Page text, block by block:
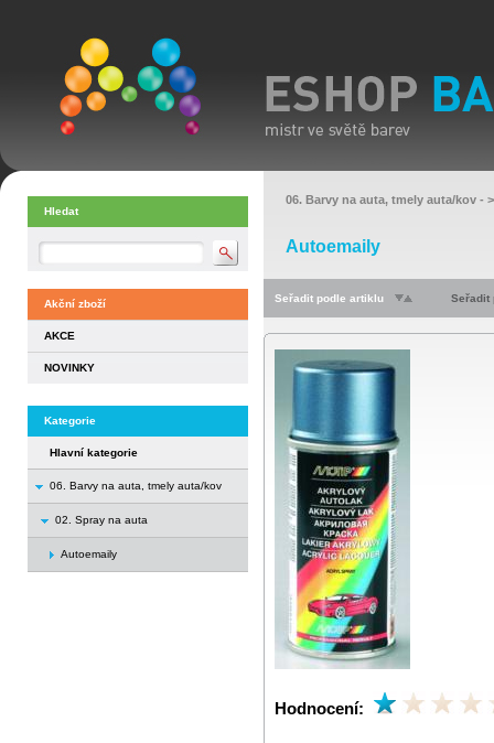
Hledat
Akční zboží
AKCE
NOVINKY
Kategorie
Hlavní kategorie
06. Barvy na auta, tmely auta/kov
02. Spray na auta
Autoemaily
06. Barvy na auta, tmely auta/kov -
Autoemaily
Seřadit podle artiklu Seřadit
Hodnocení: